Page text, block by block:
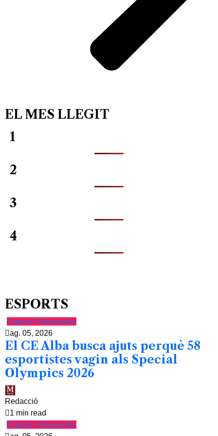
EL MES LLEGIT
1
2
3
4
ESPORTS
Esports Poliesportiu
ag. 05, 2026
El CE Alba busca ajuts perquè 58
esportistes vagin als Special
Olympics 2026
Redacció
1 min read
Esports Poliesportiu